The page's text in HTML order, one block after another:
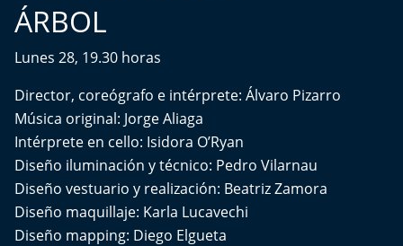
Carrera a La Moneda
Aquí Estamos
Sello de raza
Trasnoche
Reto Inmobiliario
Punto de Encuentro
ÁRBOL
Lunes 28, 19.30 horas
Director, coreógrafo e intérprete: Álvaro Pizarro
Música original: Jorge Aliaga
Intérprete en cello: Isidora O’Ryan
Diseño iluminación y técnico: Pedro Vilarnau
Diseño vestuario y realización: Beatriz Zamora
Diseño maquillaje: Karla Lucavechi
Diseño mapping: Diego Elgueta